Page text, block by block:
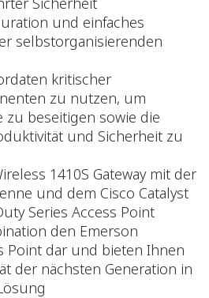
und einfaches
selbstorganisierenden
kritischer
zu nutzen, um
zu beseitigen sowie die
und Sicherheit zu
1410S Gateway mit der
und dem Cisco Catalyst
Series Access Point
den Emerson
Point dar und bieten Ihnen
der nächsten Generation in